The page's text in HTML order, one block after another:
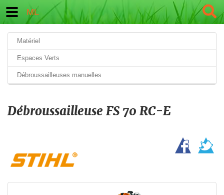
ML
Matériel
Espaces Verts
Débroussailleuses manuelles
Débroussailleuse FS 70 RC-E